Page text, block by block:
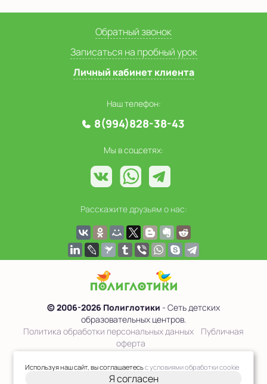
Обратный звонок
Записаться на пробный урок
Личный кабинет клиента
Наш телефон:
8(994)828-38-43
Мы в соцсетях:
Расскажите друзьям о нас:
© 2006-2026 Полиглотики - Сеть детских
образовательных центров.
Политика обработки персональных данных
Публичная
оферта
Сведения об образовательной организации
Используя наш сайт, вы соглашаетесьс условиями обработки cookie
Я согласен